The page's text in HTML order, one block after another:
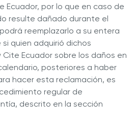
Ecuador, por lo que en caso de
resulte dañado durante el
reemplazarlo a su entera
quien adquirió dichos
Ecuador sobre los daños en
posteriores a haber
hacer esta reclamación, es
regular de
descrito en la sección